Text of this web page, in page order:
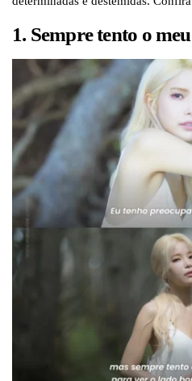
1. Sempre tento o